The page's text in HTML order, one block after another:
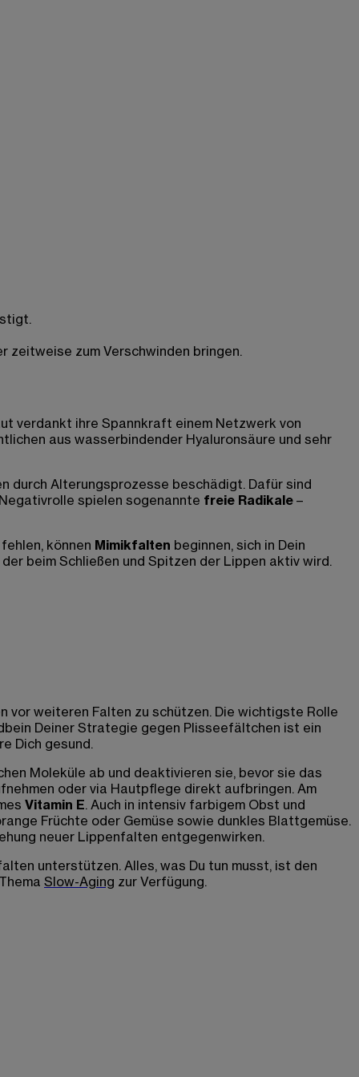
zeitweise zum Verschwinden bringen.
verdankt ihre Spannkraft einem Netzwerk von
aus wasserbindender Hyaluronsäure und sehr
durch Alterungsprozesse beschädigt. Dafür sind
spielen sogenannte freie Radikale –
können Mimikfalten beginnen, sich in Dein
beim Schließen und Spitzen der Lippen aktiv wird.
vor weiteren Falten zu schützen. Die wichtigste Rolle
Deiner Strategie gegen Plisseefältchen ist ein
Dich gesund.
Moleküle ab und deaktivieren sie, bevor sie das
oder via Hautpflege direkt aufbringen. Am
Vitamin E. Auch in intensiv farbigem Obst und
Früchte oder Gemüse sowie dunkles Blattgemüse.
neuer Lippenfalten entgegenwirken.
unterstützen. Alles, was Du tun musst, ist den
Slow-Aging zur Verfügung.